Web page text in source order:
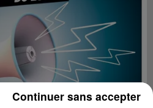
Continuer sans accepter